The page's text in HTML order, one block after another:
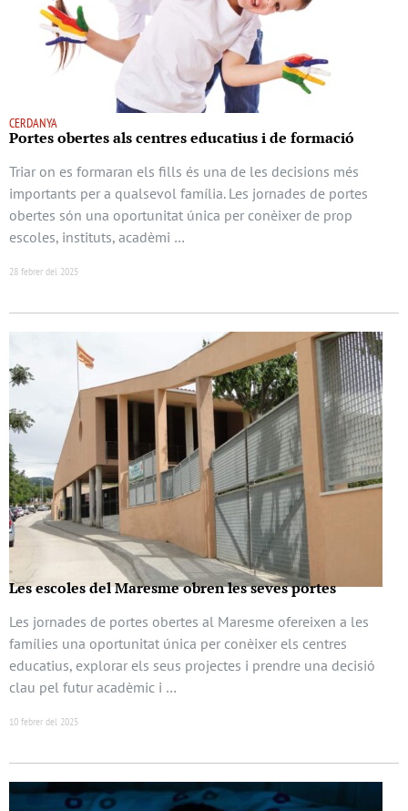
CERDANYA
Portes obertes als centres educatius i de formació
Triar on es formaran els fills és una de les decisions més
importants per a qualsevol família. Les jornades de portes
obertes són una oportunitat única per conèixer de prop
escoles, instituts, acadèmi …
28 febrer del 2025
Les escoles del Maresme obren les seves portes
Les jornades de portes obertes al Maresme ofereixen a les
famílies una oportunitat única per conèixer els centres
educatius, explorar els seus projectes i prendre una decisió
clau pel futur acadèmic i …
10 febrer del 2025